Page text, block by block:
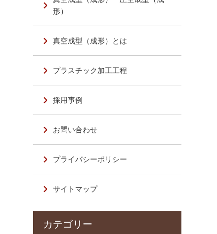
形）
真空成型（成形）とは
プラスチック加工工程
採用事例
お問い合わせ
プライバシーポリシー
サイトマップ